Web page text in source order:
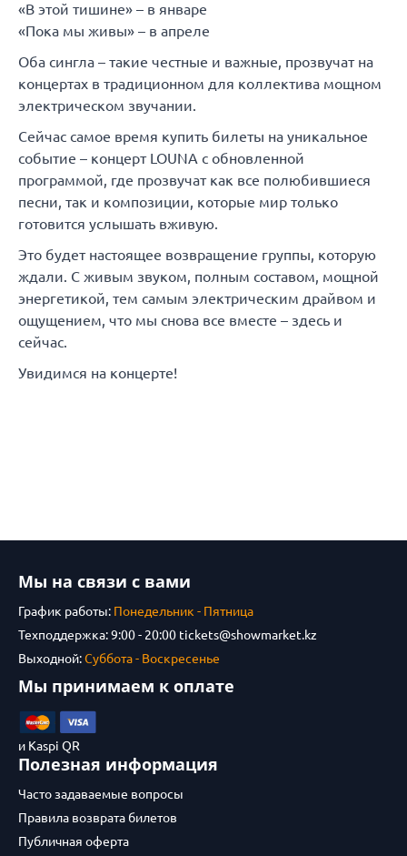
«В этой тишине» – в январе
«Пока мы живы» – в апреле
Оба сингла – такие честные и важные, прозвучат на
концертах в традиционном для коллектива мощном
электрическом звучании.
Сейчас самое время купить билеты на уникальное
событие – концерт LOUNA с обновленной
программой, где прозвучат как все полюбившиеся
песни, так и композиции, которые мир только
готовится услышать вживую.
Это будет настоящее возвращение группы, которую
ждали. С живым звуком, полным составом, мощной
энергетикой, тем самым электрическим драйвом и
ощущением, что мы снова все вместе – здесь и
сейчас.
Увидимся на концерте!
Мы на связи с вами
График работы: Понедельник - Пятница
Техподдержка: 9:00 - 20:00 tickets@showmarket.kz
Выходной:Суббота - Воскресенье
Мы принимаем к оплате
и Kaspi QR
Полезная информация
Часто задаваемые вопросы
Правила возврата билетов
Публичная оферта